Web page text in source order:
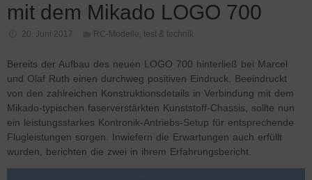
mit dem Mikado LOGO 700
20. Juni 2017 RC-Modelle, test & technik
Bereits der Aufbau des neuen LOGO 700 hinterließ bei Marcel
und Olaf Ruth einen durchweg positiven Eindruck. Beeindruckt
von den zahlreichen Konstruktionsdetails in Verbindung mit dem
Mikado-typischen faserverstärkten Kunststoff-Chassis, sollte nun
ein leistungsstarkes Kontronik-Antriebs-Setup für entsprechende
Flugleistungen sorgen. Inwiefern die Erwartungen auch erfüllt
wurden, berichten die zwei in ihrem Erfahrungsbericht.